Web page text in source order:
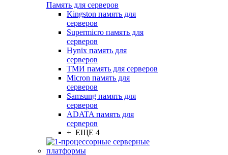
Память для серверов
Kingston память для
серверов
Supermicro память для
серверов
Hynix память для
серверов
ТМИ память для серверов
Micron память для
серверов
Samsung память для
серверов
ADATA память для
серверов
+ ЕЩЕ 4